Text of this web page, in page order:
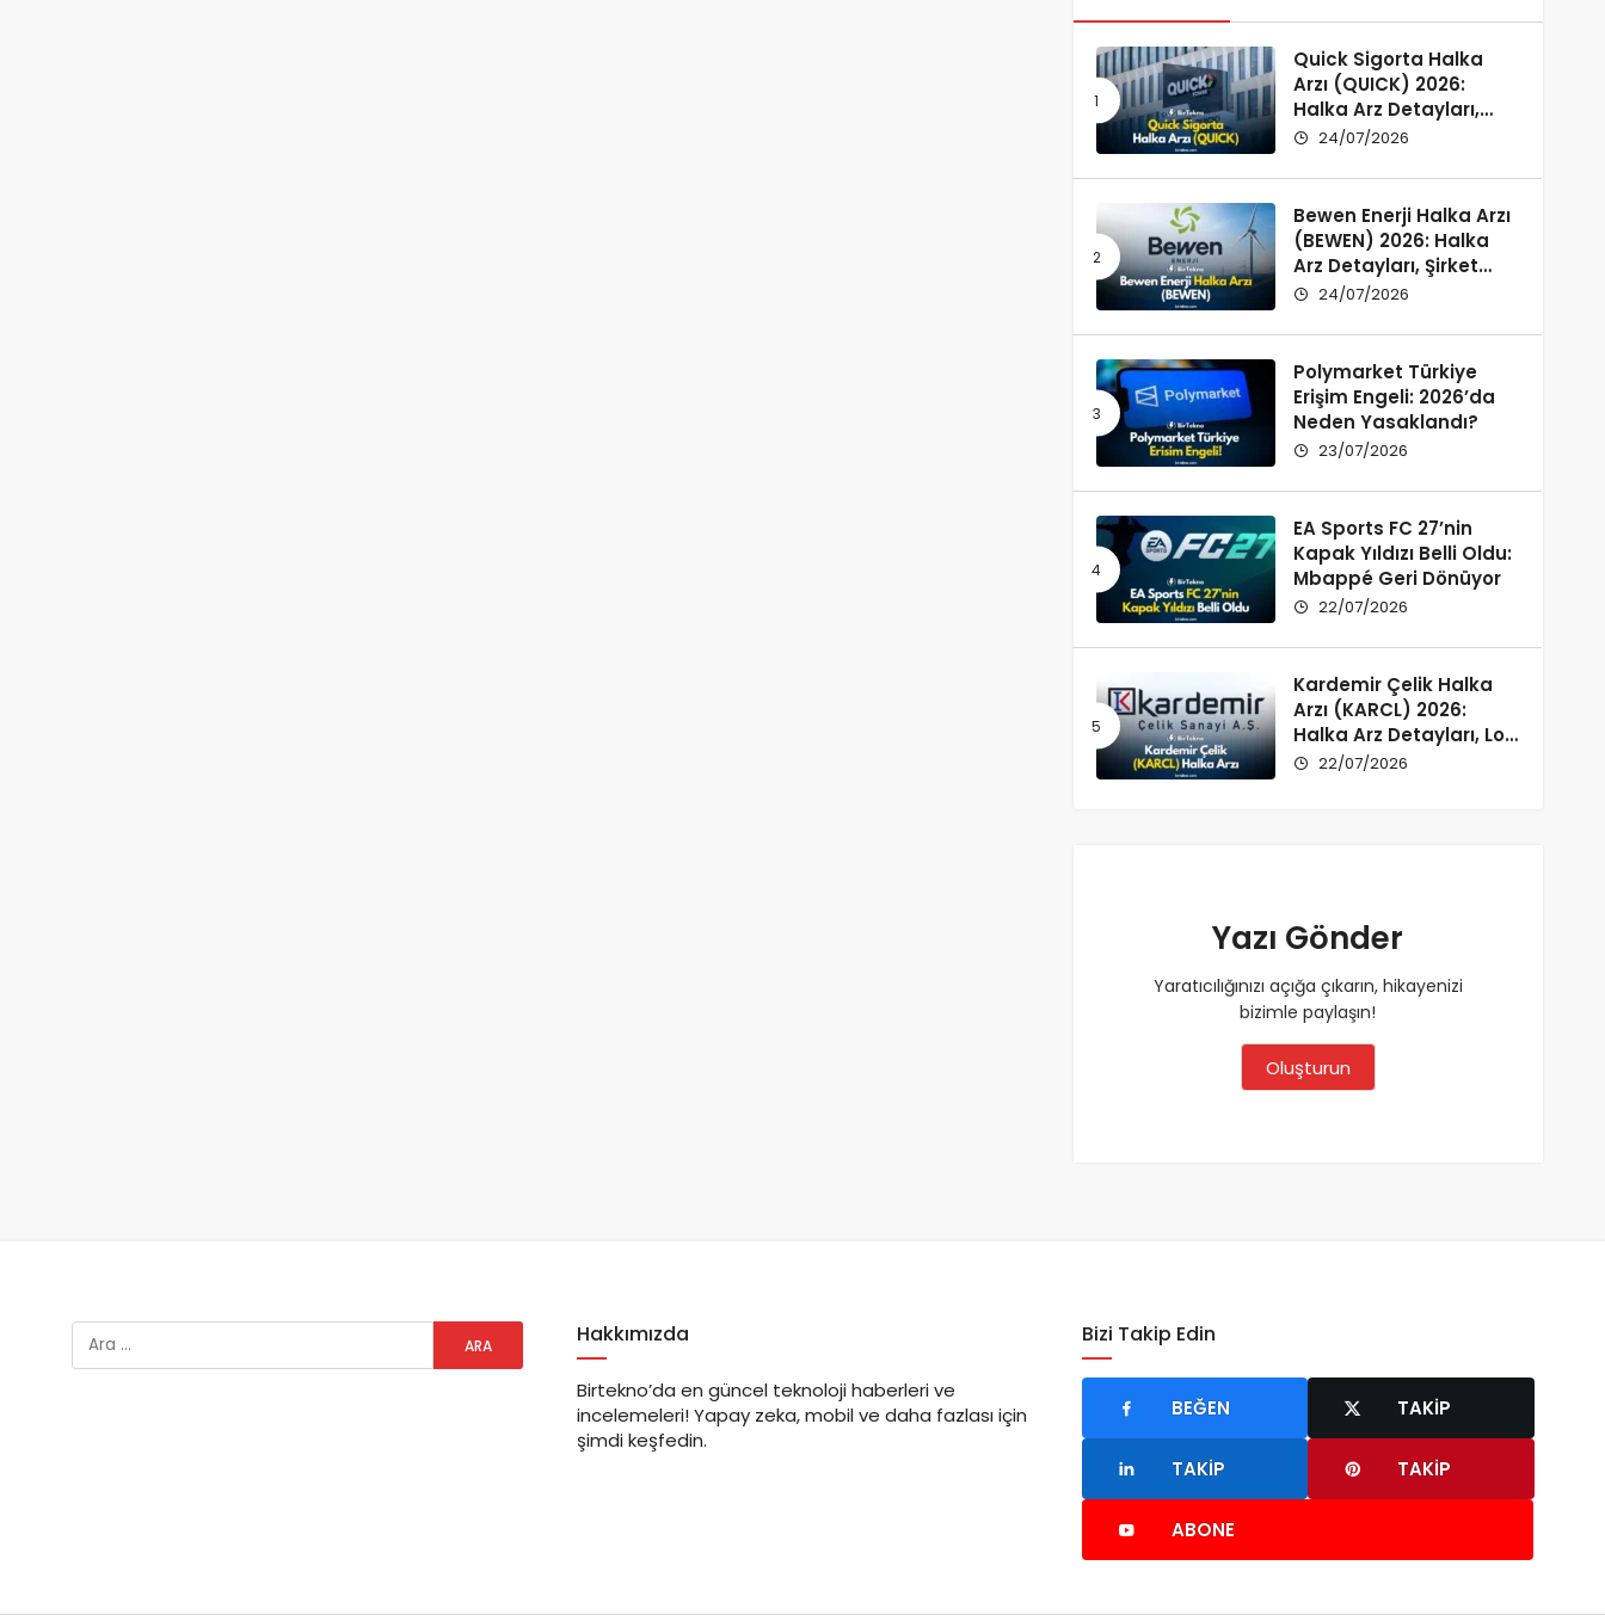
Quick Sigorta Halka
Arzı (QUICK) 2026:
Halka Arz Detayları,
Şirket Profili ve
24/07/2026
Bewen Enerji Halka Arzı
(BEWEN) 2026: Halka
Arz Detayları, Şirket
Profili ve Fon Kullanımı
24/07/2026
Polymarket Türkiye
Erişim Engeli: 2026’da
Neden Yasaklandı?
23/07/2026
EA Sports FC 27’nin
Kapak Yıldızı Belli Oldu:
Mbappé Geri Dönüyor
22/07/2026
Kardemir Çelik Halka
Arzı (KARCL) 2026:
Halka Arz Detayları, Lot
Dağılımı ve Şirket Profili
22/07/2026
Yazı Gönder
Yaratıcılığınızı açığa çıkarın, hikayenizi
bizimle paylaşın!
Oluşturun
Hakkımızda
Birtekno’da en güncel teknoloji haberleri ve
incelemeleri! Yapay zeka, mobil ve daha fazlası için
şimdi keşfedin.
Bizi Takip Edin
BEĞEN TAKIP
TAKIP TAKIP
ABONE